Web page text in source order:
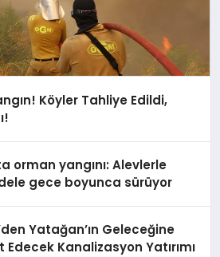
Köyler Tahliye Edildi,
orman yangını: Alevlerle
gece boyunca sürüyor
Yatağan’ın Geleceğine
Edecek Kanalizasyon Yatırımı